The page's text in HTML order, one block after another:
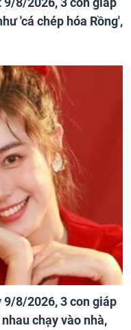
'cá chép hóa Rồng',
9/8/2026, 3 con giáp
chạy vào nhà,